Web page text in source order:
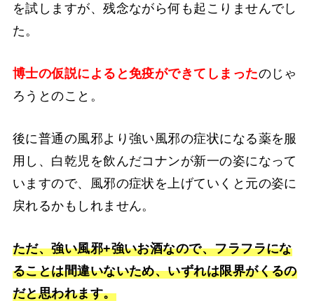
を試しますが、残念ながら何も起こりませんでし
た。
博士の仮説によると免疫ができてしまったのじゃ
ろうとのこと。
後に普通の風邪より強い風邪の症状になる薬を服
用し、白乾児を飲んだコナンが新一の姿になって
いますので、風邪の症状を上げていくと元の姿に
戻れるかもしれません。
ただ、強い風邪+強いお酒なので、フラフラにな
ることは間違いないため、いずれは限界がくるの
だと思われます。